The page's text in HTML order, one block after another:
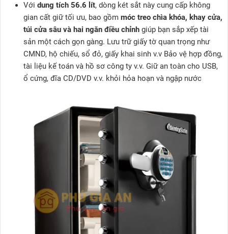
Với dung tích 56.6 lít, dòng két sắt này cung cấp không
gian cất giữ tối ưu, bao gồm móc treo chìa khóa, khay cửa,
túi cửa sâu và hai ngăn điều chỉnh giúp bạn sắp xếp tài
sản một cách gọn gàng. Lưu trữ giấy tờ quan trọng như
CMND, hộ chiếu, sổ đỏ, giấy khai sinh v.v Bảo vệ hợp đồng,
tài liệu kế toán và hồ sơ công ty v.v. Giữ an toàn cho USB,
ổ cứng, đĩa CD/DVD v.v. khỏi hỏa hoạn và ngập nước